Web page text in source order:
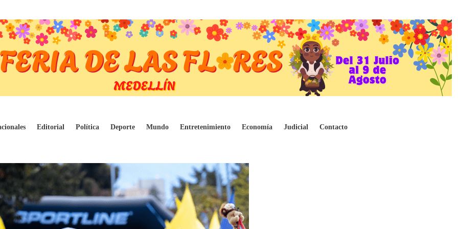
Editorial Política Deporte Mundo Entretenimiento Economía Judicial Contacto
en Medellín